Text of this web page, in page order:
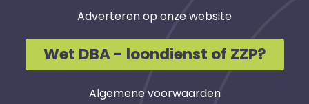
Adverteren op onze website
Wet DBA - loondienst of ZZP?
Algemene voorwaarden